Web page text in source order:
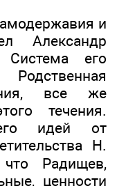
и
Александр
Система его
все же
течения.
идей от
Н.
Радищев,
ценности